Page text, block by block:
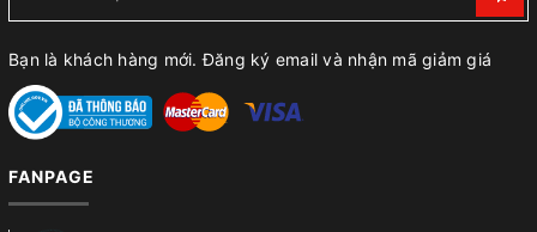
Bạn là khách hàng mới. Đăng ký email và nhận mã giảm giá
FANPAGE